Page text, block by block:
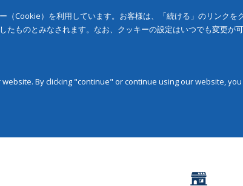
（Cookie）を利用しています。お客様は、「続ける」のリンク
たものとみなされます。なお、クッキーの設定はいつでも変更が
By clicking "continue" or continue using our website,